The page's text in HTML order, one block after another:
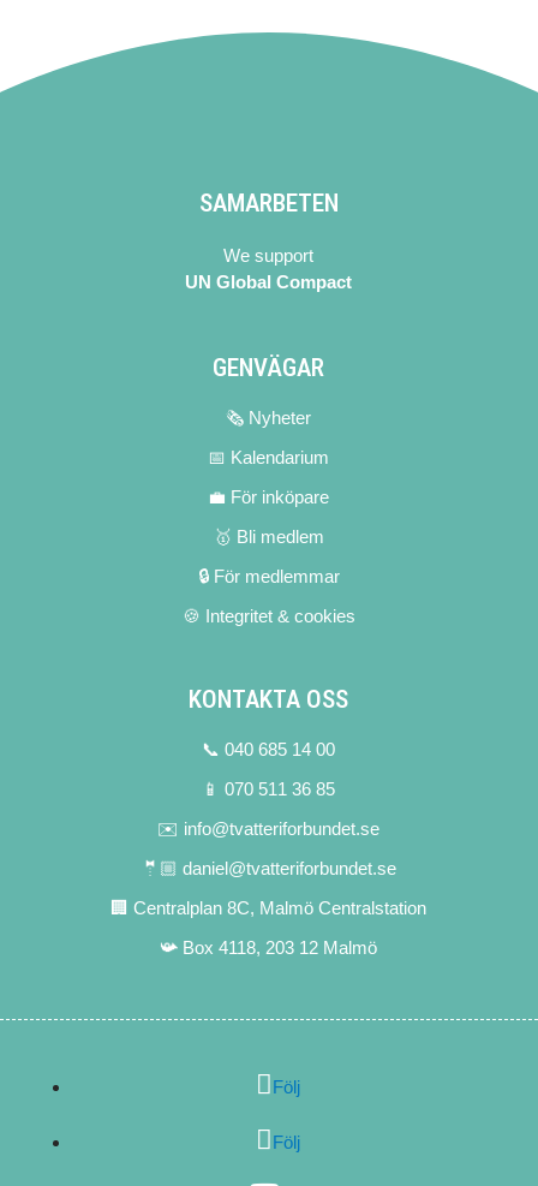
SAMARBETEN
We support
UN Global Compact
GENVÄGAR
🗞 Nyheter
📅 Kalendarium
💼 För inköpare
🥇 Bli medlem
🔒 För medlemmar
🍪 Integritet & cookies
KONTAKTA OSS
📞 040 685 14 00
📱 070 511 36 85
✉️ info@tvatteriforbundet.se
🤵🏼 daniel@tvatteriforbundet.se
🏢 Centralplan 8C, Malmö Centralstation
📯 Box 4118, 203 12 Malmö
Följ
Följ